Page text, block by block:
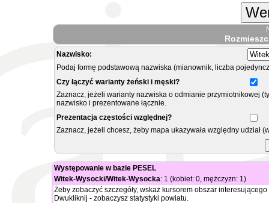
Nazwisko:
Podaj formę podstawową nazwiska (mianownik, liczba
Czy łączyć warianty żeński i męski?
Zaznacz, jeżeli warianty nazwiska o odmianie przymiotnikowej
nazwisko i prezentowane łącznie.
Prezentacja częstości względnej?
Zaznacz, jeżeli chcesz, żeby mapa ukazywała względny
Występowanie w bazie PESEL
Witek-Wysocki/Witek-Wysocka: 1 (kobiet: 0, mężczyzn: 1)
Żeby zobaczyć szczegóły, wskaż kursorem obszar
Dwukliknij - zobaczysz statystyki powiatu.